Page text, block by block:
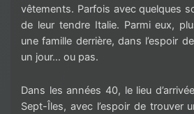
vêtements. Parfois avec quelques
de leur tendre Italie. Parmi eux,
une famille derrière, dans l’espoir
un jour… ou pas.
Dans les années 40, le lieu
Sept-Îles, avec l’espoir de trouver